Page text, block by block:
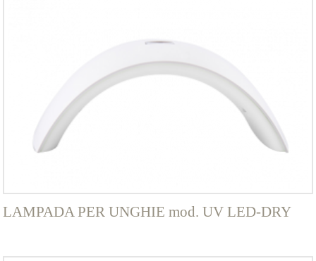
LAMPADA PER UNGHIE mod. UV LED-DRY